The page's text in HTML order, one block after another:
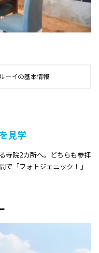
ルーイの基本情報
見学
寺院2カ所へ。どちらも参拝
「フォトジェニック！」